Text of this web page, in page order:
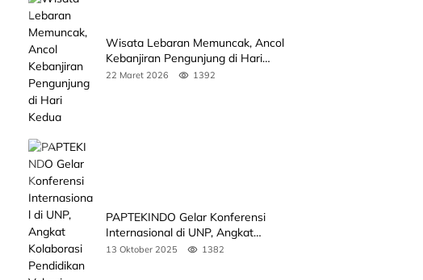
Wisata Lebaran Memuncak, Ancol
Kebanjiran Pengunjung di Hari
Kedua
22 Maret 2026 1392
PAPTEKINDO Gelar Konferensi
Internasional di UNP, Angkat
Kolaborasi Pendidikan Vokasi,
13 Oktober 2025 1382